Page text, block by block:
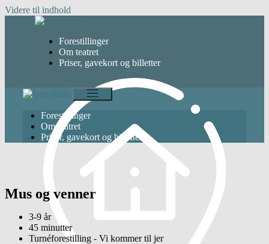
Videre til indhold
Forestillinger
Om teatret
Priser, gavekort og billetter
Forestillinger
Om teatret
Priser, gavekort og billetter
Mus og venner
3-9 år
45 minutter
Turnéforestilling - Vi kommer til jer